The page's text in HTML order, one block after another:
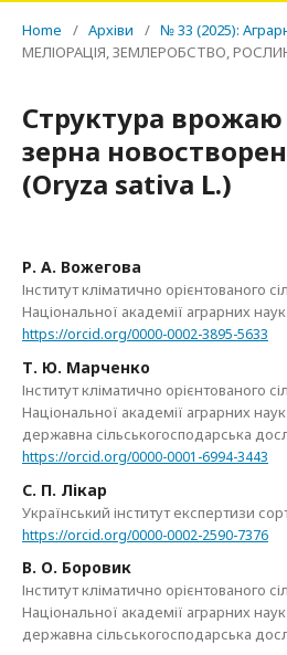
Home / Архіви / № 33 (2025):
МЕЛІОРАЦІЯ, ЗЕМЛЕРОБСТВО,
Структура врожаю
зерна
(Oryza sativa L.)
Р. А. Вожегова
Інститут кліматично орієнтованого
Національної академії аграрних
https://orcid.org/0000-0002-3895-5633
Т. Ю. Марченко
Інститут кліматично орієнтованого
Національної академії аграрних
державна сільськогосподарська
https://orcid.org/0000-0001-6994-3443
С. П. Лікар
Український інститут експертизи
https://orcid.org/0000-0002-2590-7376
В. О. Боровик
Інститут кліматично орієнтованого
Національної академії аграрних
державна сільськогосподарська